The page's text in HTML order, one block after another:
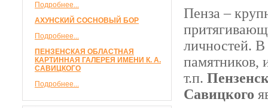
Подробнее...
АХУНСКИЙ СОСНОВЫЙ БОР
Подробнее...
ПЕНЗЕНСКАЯ ОБЛАСТНАЯ
КАРТИННАЯ ГАЛЕРЕЯ ИМЕНИ К. А.
САВИЦКОГО
Подробнее...
Пенза –
личностей.
памятников,
т.п.
Савицкого